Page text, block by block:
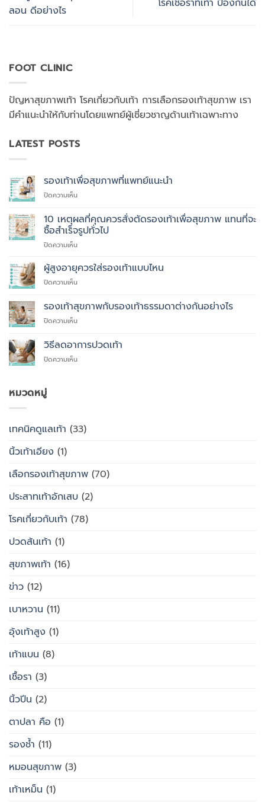
ลอน ดีอย่างไร
โรคเชื้อราที่เท้า ป้องกันได้
FOOT CLINIC
ปัญหาสุขภาพเท้า โรคเกี่ยวกับเท้า การเลือกรองเท้าสุขภาพ เรา
มีคำแนะนำให้กับท่านโดยแพทย์ผู้เชี่ยวชาญด้านเท้าเฉพาะทาง
LATEST POSTS
รองเท้าเพื่อสุขภาพที่แพทย์แนะนำ
ปิดความเห็นบน
เพื่อ
สุขภาพ
ที่
แพทย์
10 เหตุผลที่คุณควรสั่งตัดรองเท้าเพื่อสุขภาพ แทนที่จะ
ซื้อสำเร็จรูปทั่วไป
ปิดความเห็นบน
เหตุผล
คุณ
สั่ง
ตัด
รองเท้า
สุขภาพ
ผู้สูงอายุควรใส่รองเท้าแบบไหน
ปิดความเห็นบน
สูง
อายุ
ควร
รองเท้า
ไหน
รองเท้าสุขภาพกับรองเท้าธรรมดาต่างกันอย่างไร
ปิดความเห็นบน
สุขภาพ
กับ
รองเท้า
วิธีลดอาการปวดเท้า
ปิดความเห็นบน
หมวดหมู่
เทคนิคดูแลเท้า (33)
นิ้วเท้าเอียง (1)
เลือกรองเท้าสุขภาพ (70)
ประสาทเท้าอักเสบ (2)
โรคเกี่ยวกับเท้า (78)
ปวดส้นเท้า (1)
สุขภาพเท้า (16)
ข่าว (12)
เบาหวาน (11)
อุ้งเท้าสูง (1)
เท้าแบน (8)
เชื้อรา (3)
นิ้วปีน (2)
ตาปลา คือ (1)
รองช้ำ (11)
หมอนสุขภาพ (3)
เท้าเหม็น (1)